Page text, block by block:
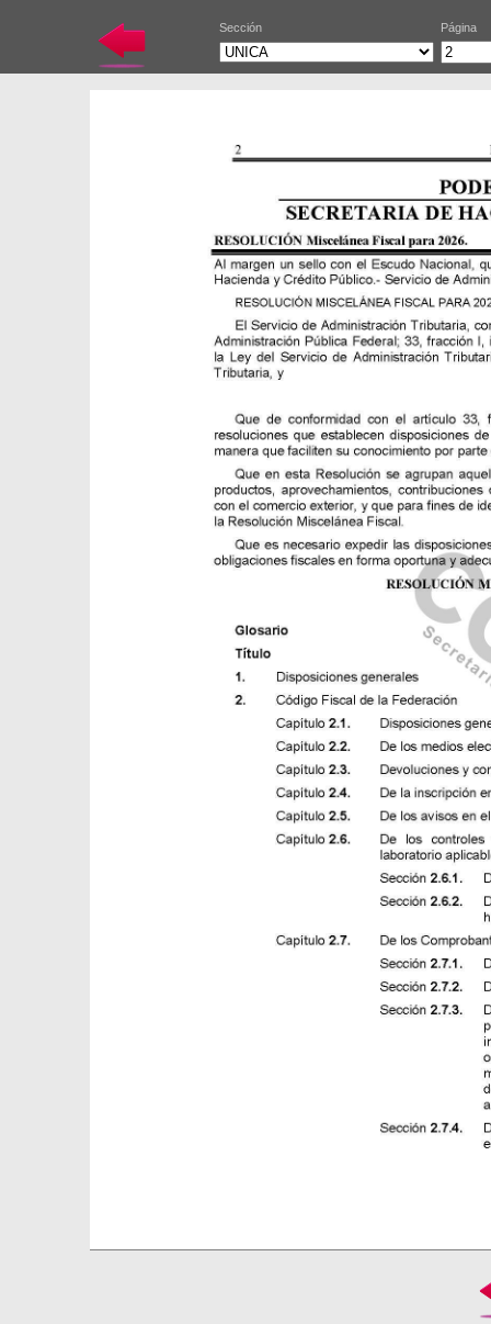
Sección Página